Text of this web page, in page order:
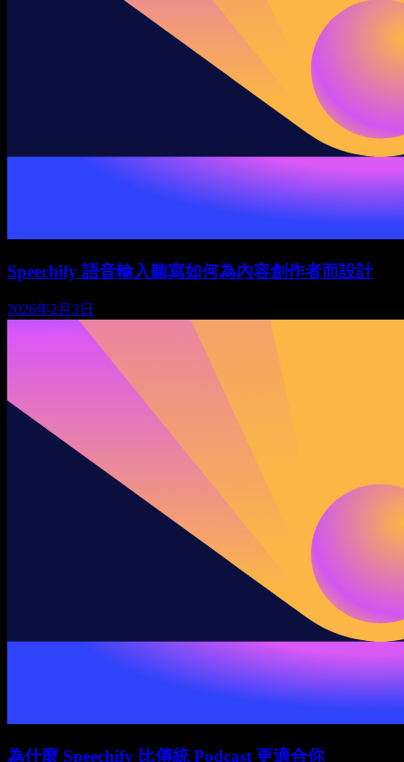
Speechify 語音輸入聽寫如何為內容創作者而設計
2026年2月3日
為什麼 Speechify 比傳統 Podcast 更適合你